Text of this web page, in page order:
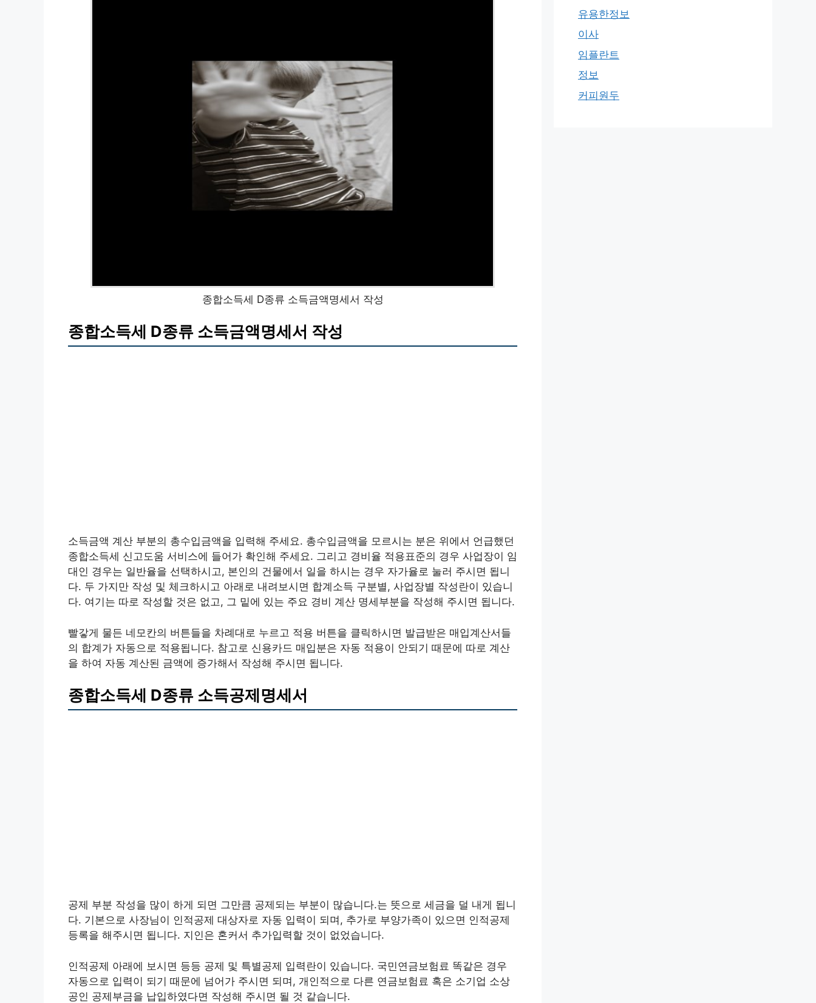
종합소득세 D종류 소득금액명세서 작성
종합소득세 D종류 소득금액명세서 작성
소득금액 계산 부분의 총수입금액을 입력해 주세요. 총수입금액을 모르시는 분은 위에서 언급했던
종합소득세 신고도움 서비스에 들어가 확인해 주세요. 그리고 경비율 적용표준의 경우 사업장이 임
대인 경우는 일반율을 선택하시고, 본인의 건물에서 일을 하시는 경우 자가율로 눌러 주시면 됩니
다. 두 가지만 작성 및 체크하시고 아래로 내려보시면 합계소득 구분별, 사업장별 작성란이 있습니
다. 여기는 따로 작성할 것은 없고, 그 밑에 있는 주요 경비 계산 명세부분을 작성해 주시면 됩니다.
빨갛게 물든 네모칸의 버튼들을 차례대로 누르고 적용 버튼을 클릭하시면 발급받은 매입계산서들
의 합계가 자동으로 적용됩니다. 참고로 신용카드 매입분은 자동 적용이 안되기 때문에 따로 계산
을 하여 자동 계산된 금액에 증가해서 작성해 주시면 됩니다.
종합소득세 D종류 소득공제명세서
공제 부분 작성을 많이 하게 되면 그만큼 공제되는 부분이 많습니다.는 뜻으로 세금을 덜 내게 됩니
다. 기본으로 사장님이 인적공제 대상자로 자동 입력이 되며, 추가로 부양가족이 있으면 인적공제
등록을 해주시면 됩니다. 지인은 혼커서 추가입력할 것이 없었습니다.
인적공제 아래에 보시면 등등 공제 및 특별공제 입력란이 있습니다. 국민연금보험료 똑같은 경우
자동으로 입력이 되기 때문에 넘어가 주시면 되며, 개인적으로 다른 연금보험료 혹은 소기업 소상
공인 공제부금을 납입하였다면 작성해 주시면 될 것 같습니다.
유용한정보
이사
임플란트
정보
커피원두